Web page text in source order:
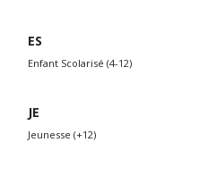
ES
Enfant Scolarisé (4-12)
JE
Jeunesse (+12)